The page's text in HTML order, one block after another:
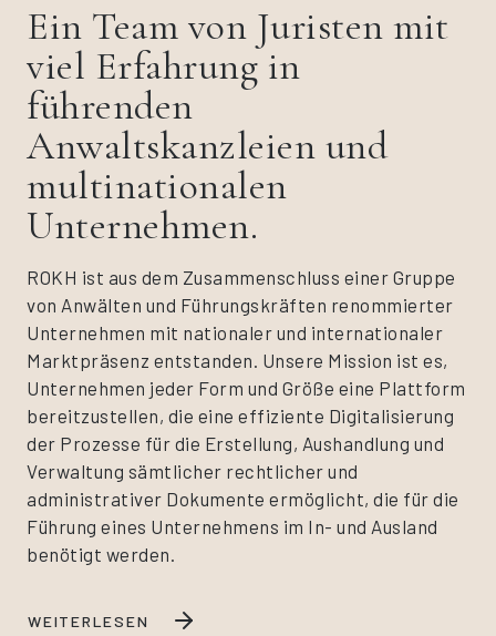
Ein Team von Juristen mit
viel Erfahrung in
führenden
Anwaltskanzleien und
multinationalen
Unternehmen.
ROKH ist aus dem Zusammenschluss einer Gruppe
von Anwälten und Führungskräften renommierter
Unternehmen mit nationaler und internationaler
Marktpräsenz entstanden. Unsere Mission ist es,
Unternehmen jeder Form und Größe eine Plattform
bereitzustellen, die eine effiziente Digitalisierung
der Prozesse für die Erstellung, Aushandlung und
Verwaltung sämtlicher rechtlicher und
administrativer Dokumente ermöglicht, die für die
Führung eines Unternehmens im In- und Ausland
benötigt werden.
WEITERLESEN